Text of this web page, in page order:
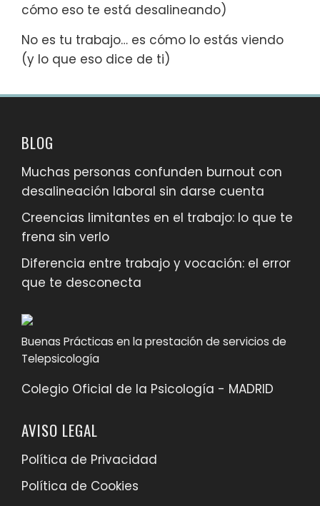
cómo eso te está desalineando)
No es tu trabajo… es cómo lo estás viendo
(y lo que eso dice de ti)
BLOG
Muchas personas confunden burnout con
desalineación laboral sin darse cuenta
Creencias limitantes en el trabajo: lo que te
frena sin verlo
Diferencia entre trabajo y vocación: el error
que te desconecta
Buenas Prácticas en la prestación de servicios de
Telepsicología
Colegio Oficial de la Psicología - MADRID
AVISO LEGAL
Política de Privacidad
Política de Cookies